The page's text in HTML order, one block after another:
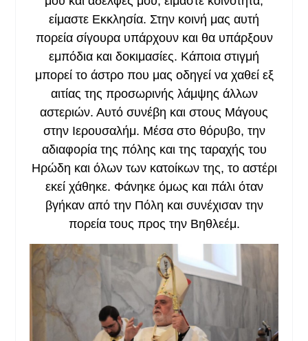
είμαστε Εκκλησία. Στην κοινή μας αυτή
πορεία σίγουρα υπάρχουν και θα υπάρξουν
εμπόδια και δοκιμασίες. Κάποια στιγμή
μπορεί το άστρο που μας οδηγεί να χαθεί εξ
αιτίας της προσωρινής λάμψης άλλων
αστεριών. Αυτό συνέβη και στους Μάγους
στην Ιερουσαλήμ. Μέσα στο θόρυβο, την
αδιαφορία της πόλης και της ταραχής του
Ηρώδη και όλων των κατοίκων της, το αστέρι
εκεί χάθηκε. Φάνηκε όμως και πάλι όταν
βγήκαν από την Πόλη και συνέχισαν την
πορεία τους προς την Βηθλεέμ.